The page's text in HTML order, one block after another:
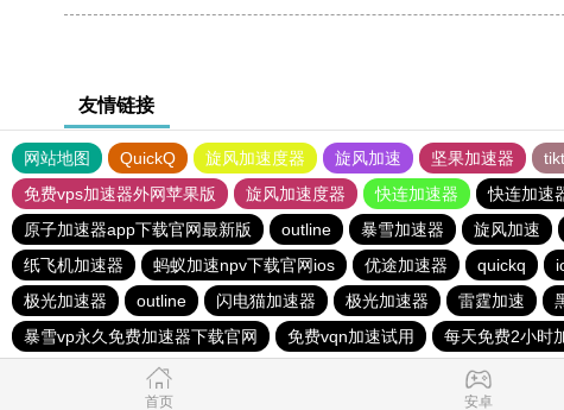
友情链接
网站地图 QuickQ 旋风加速度器 旋风加速 坚果加速器
免费vps加速器外网苹果版
旋风加速度器 快连加速器 快连加速
原子加速器app下载官网最新版
outline 暴雪加速器 旋风加速
纸飞机加速器
蚂蚁加速npv下载官网ios 优途加速器 quickq
极光加速器
outline 闪电猫加速器 极光加速器 雷霆加速
暴雪vp永久免费加速器下载官网
免费vqn加速试用 每天免费2小时
首页 安卓